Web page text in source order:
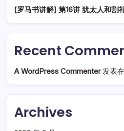
[罗马书讲解] 第16讲 犹太人和割
Recent
A WordPress Commenter发表在
Archives